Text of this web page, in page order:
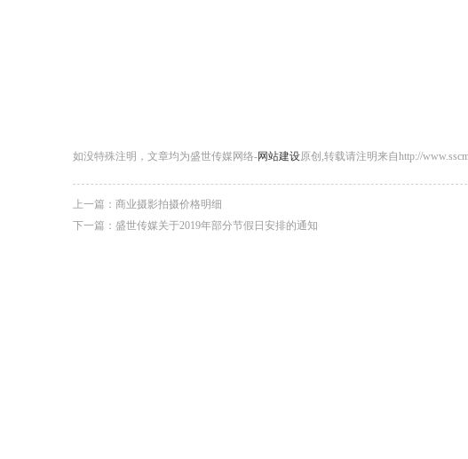
如没特殊注明，文章均为盛世传媒网络-网站建设原创,转载请注明来自http://
上一篇： 商业摄影拍摄价格明细
下一篇： 盛世传媒关于2019年部分节假日安排的通知